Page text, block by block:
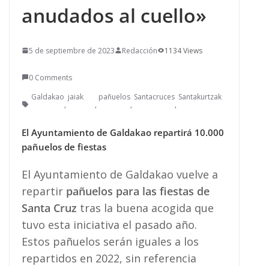
anudados al cuello»
5 de septiembre de 2023 Redacción 1134 Views
0 Comments
Galdakao
,
jaiak
,
pañuelos
,
Santacruces
,
Santakurtzak
El Ayuntamiento de Galdakao repartirá 10.000
pañuelos de fiestas
El Ayuntamiento de Galdakao vuelve a
repartir pañuelos para las fiestas de
Santa Cruz tras la buena acogida que
tuvo esta iniciativa el pasado año.
Estos pañuelos serán iguales a los
repartidos en 2022, sin referencia